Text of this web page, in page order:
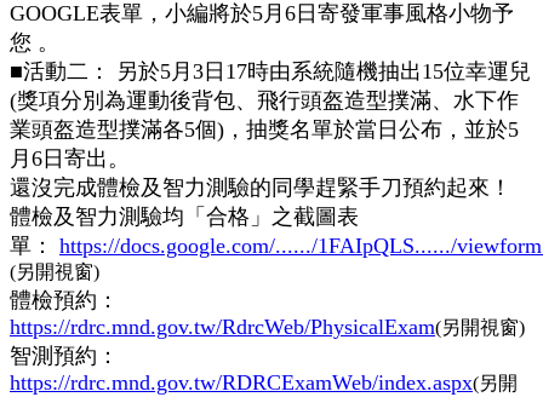
GOOGLE表單，小編將於5月6日寄發軍事風格小物予
您 。
■活動二： 另於5月3日17時由系統隨機抽出15位幸運兒
(獎項分別為運動後背包、飛行頭盔造型撲滿、水下作
業頭盔造型撲滿各5個)，抽獎名單於當日公布，並於5
月6日寄出。
還沒完成體檢及智力測驗的同學趕緊手刀預約起來！
體檢及智力測驗均「合格」之截圖表
單 ： https://docs.google.com/....../1FAIpQLS....../
(另開視窗)
體檢預約：
https://rdrc.mnd.gov.tw/RdrcWeb/PhysicalExam(另開視窗)
智測預約：
https://rdrc.mnd.gov.tw/RDRCExamWeb/index.aspx(另開